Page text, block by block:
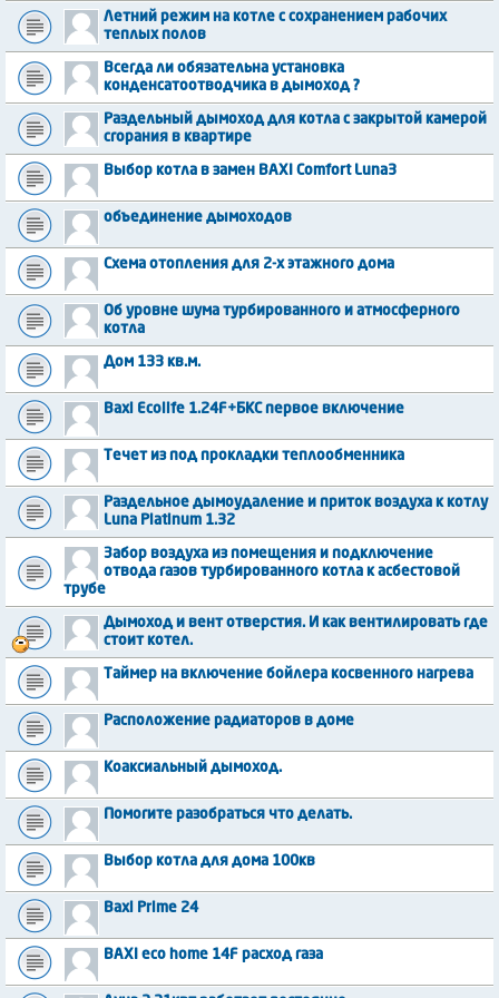
Летний режим на котле с сохранением рабочих
теплых полов
Всегда ли обязательна установка
конденсатоотводчика в дымоход ?
Раздельный дымоход для котла с закрытой камерой
сгорания в квартире
Выбор котла в замен BAXI Comfort Luna3
объединение дымоходов
Схема отопления для 2-х этажного дома
Об уровне шума турбированного и атмосферного
котла
Дом 133 кв.м.
Baxi Ecolife 1.24F+БКС первое включение
Течет из под прокладки теплообменника
Раздельное дымоудаление и приток воздуха к котлу
Luna Platinum 1.32
Забор воздуха из помещения и подключение
отвода газов турбированного котла к асбестовой
трубе
Дымоход и вент отверстия. И как вентилировать где
стоит котел.
Таймер на включение бойлера косвенного нагрева
Расположение радиаторов в доме
Коаксиальный дымоход.
Помогите разобраться что делать.
Выбор котла для дома 100кв
Baxi Prime 24
BAXI eco home 14F расход газа